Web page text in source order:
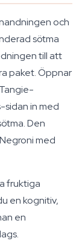
och
sötma
till att
paket. Öppnar
sidan in med
Den
med
fruktiga
en kognitiv,
en